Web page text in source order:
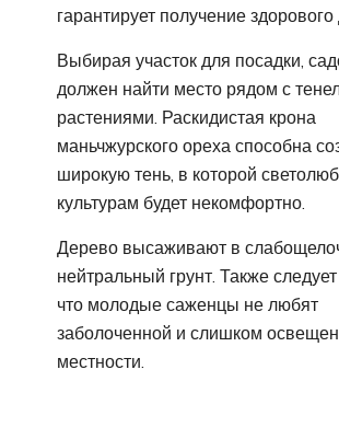
гарантирует получение
Выбирая участок для посадки,
должен найти место рядом с
растениями. Раскидистая крона
маньчжурского ореха способна
широкую тень, в которой
культурам будет некомфортно.
Дерево высаживают в
нейтральный грунт. Также
что молодые саженцы не любят
заболоченной и слишком
местности.